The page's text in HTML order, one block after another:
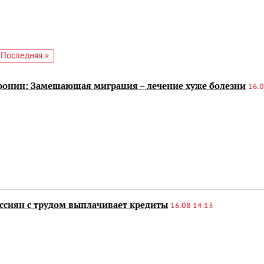
Последняя
Последняя »
Замещающая миграция – лечение хуже болезни
с трудом выплачивает кредиты 16.08 14:13